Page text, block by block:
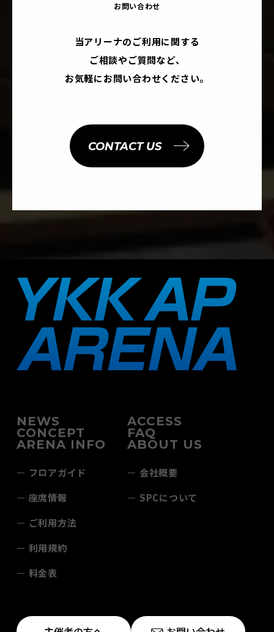
お問い合わせ
当アリーナのご利用に関する
ご相談やご質問など、
お気軽にお問い合わせください。
CONTACT US
NEWS ACCESS
CONCEPT FAQ
ARENA INFO
フロアガイド
座席情報
ご利用方法
利用規約
料金表
ABOUT US
会社概要
SPCについて